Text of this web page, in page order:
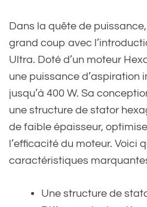
Dans la quête de puissance,
grand coup avec
Ultra. Doté d’un moteur
une puissance d’aspiration
jusqu’à 400 W. Sa
une structure de stator
de faible épaisseur,
l’efficacité du moteur. Voici
caractéristiques
Une structure de